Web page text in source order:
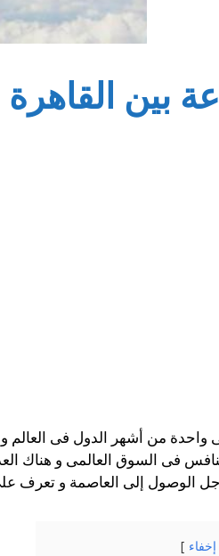
بين
من أشهر الدول فى العالم و
فى السوق العالمى و هناك
الوصول إلى العاصمة و تعرف
إخفاء